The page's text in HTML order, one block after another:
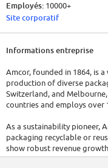
Employés: 10000+
Site corporatif
Informations entreprise
Amcor, founded in 1864, is
production of diverse
Switzerland, and
countries and employs over
As a sustainability pioneer,
packaging recyclable or
show robust revenue
reflecting their ongoing